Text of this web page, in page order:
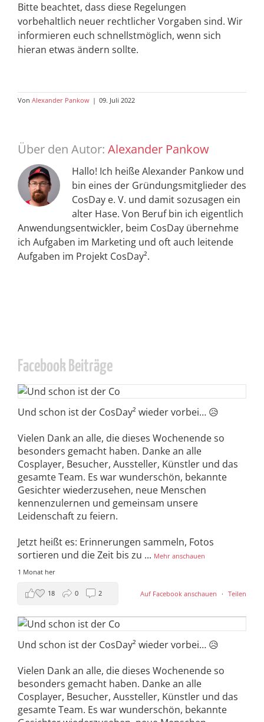
Bitte beachtet, dass diese Regelungen
vorbehaltlich neuer rechtlicher Vorgaben sind. Wir
informieren euch schnellstmöglich, wenn sich
hieran etwas ändern sollte.
Von Alexander Pankow | 09. Juli 2022
Über den Autor: Alexander Pankow
Hallo! Ich heiße Alexander Pankow und
bin eines der Gründungsmitglieder des
CosDay e. V. und damit sozusagen ein
alter Hase. Von Beruf bin ich eigentlich
Anwendungsentwickler, beim CosDay übernehme
ich Aufgaben im Marketing und oft auch leitende
Aufgaben im Projekt CosDay².
Facebook Beiträge
Und schon ist der CosDay² wieder vorbei… 😥
Vielen Dank an alle, die dieses Wochenende so
besonders gemacht haben. Danke an alle
Cosplayer, Besucher, Aussteller, Künstler und das
gesamte Team. Es war wunderschön, bekannte
Gesichter wiederzusehen, neue Menschen
kennenzulernen und gemeinsam unsere
Leidenschaft zu feiern.
Jetzt heißt es: Erinnerungen sammeln, Fotos
sortieren und die Zeit bis zu ... Mehr anschauen
1 Monat her
Auf Facebook anschauen · Teilen
18 0 2
Und schon ist der CosDay² wieder vorbei… 😥
Vielen Dank an alle, die dieses Wochenende so
besonders gemacht haben. Danke an alle
Cosplayer, Besucher, Aussteller, Künstler und das
gesamte Team. Es war wunderschön, bekannte